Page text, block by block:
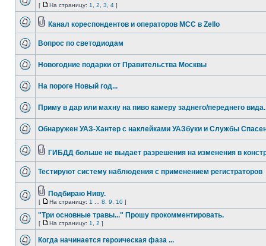
[ На страницу: 1 2 3 4 ]
Канал кореспондентов и операторов МСС в Zello
Вопрос по светодиодам
Новогодние подарки от Правительства Москвы
На пороге Новый год...
Приму в дар или махну на пиво камеру заднего/переднего вида.
Обнаружен УАЗ-Хантер с наклейками УАЗбуки и Службы
ГИБДД больше не выдает разрешения на изменения в
Тестируют систему наблюдения с применением регистраторов
Подбираю Ниву.
[ На страницу: 1 8 9 10 ]
"Три основные травы..." Прошу прокомментировать.
[ На страницу: 1 2 ]
Когда начинается героическая фаза ...